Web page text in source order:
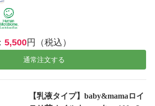
5,500円（税込）
通常注文する
【乳液タイプ】baby&mamaロイ